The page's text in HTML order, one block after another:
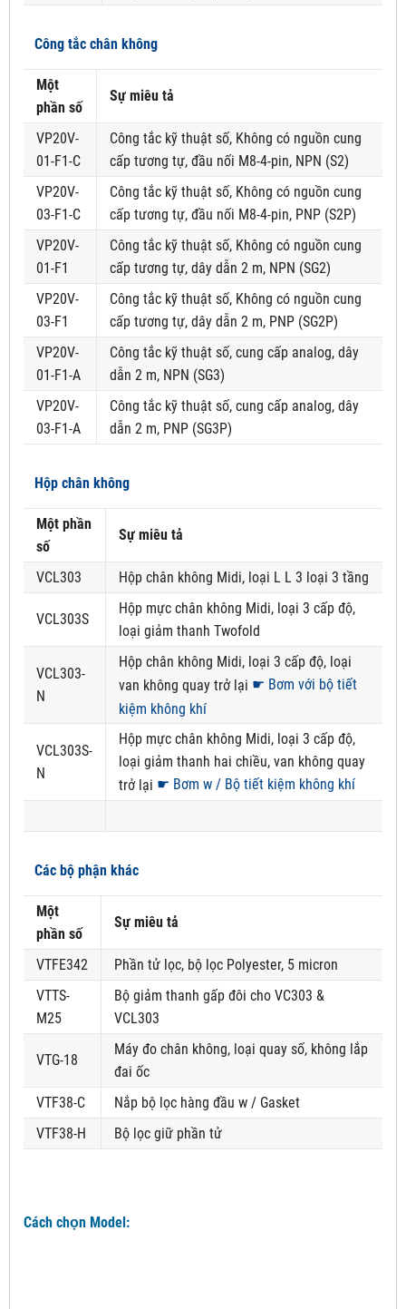
Công tắc chân không
Một
phần số
Sự miêu tả
VP20V-
01-F1-C
Công tắc kỹ thuật số, Không có nguồn cung
cấp tương tự, đầu nối M8-4-pin, NPN (S2)
VP20V-
03-F1-C
Công tắc kỹ thuật số, Không có nguồn cung
cấp tương tự, đầu nối M8-4-pin, PNP (S2P)
VP20V-
01-F1
Công tắc kỹ thuật số, Không có nguồn cung
cấp tương tự, dây dẫn 2 m, NPN (SG2)
VP20V-
03-F1
Công tắc kỹ thuật số, Không có nguồn cung
cấp tương tự, dây dẫn 2 m, PNP (SG2P)
VP20V-
01-F1-A
Công tắc kỹ thuật số, cung cấp analog, dây
dẫn 2 m, NPN (SG3)
VP20V-
03-F1-A
Công tắc kỹ thuật số, cung cấp analog, dây
dẫn 2 m, PNP (SG3P)
Hộp chân không
Một phần
số
Sự miêu tả
VCL303 Hộp chân không Midi, loại L L 3 loại 3 tầng
VCL303S
Hộp mực chân không Midi, loại 3 cấp độ,
loại giảm thanh Twofold
VCL303-
N
Hộp chân không Midi, loại 3 cấp độ, loại
van không quay trở lại ☛ Bơm với bộ tiết
kiệm không khí
VCL303S-
N
Hộp mực chân không Midi, loại 3 cấp độ,
loại giảm thanh hai chiều, van không quay
trở lại ☛ Bơm w / Bộ tiết kiệm không khí
Các bộ phận khác
Một
phần số
Sự miêu tả
VTFE342
Phần tử lọc, bộ lọc Polyester, 5 micron
VTTS-
M25
Bộ giảm thanh gấp đôi cho VC303 &
VCL303
VTG-18
Máy đo chân không, loại quay số, không lắp
đai ốc
VTF38-C
Nắp bộ lọc hàng đầu w / Gasket
VTF38-H
Bộ lọc giữ phần tử
Cách chọn Model: